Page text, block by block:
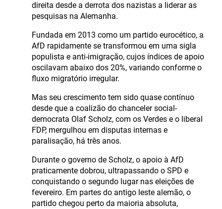
direita desde a derrota dos nazistas a liderar as
pesquisas na Alemanha.
Fundada em 2013 como um partido eurocético, a
AfD rapidamente se transformou em uma sigla
populista e anti-imigração, cujos índices de apoio
oscilavam abaixo dos 20%, variando conforme o
fluxo migratório irregular.
Mas seu crescimento tem sido quase contínuo
desde que a coalizão do chanceler social-
democrata Olaf Scholz, com os Verdes e o liberal
FDP, mergulhou em disputas internas e
paralisação, há três anos.
Durante o governo de Scholz, o apoio à AfD
praticamente dobrou, ultrapassando o SPD e
conquistando o segundo lugar nas eleições de
fevereiro. Em partes do antigo leste alemão, o
partido chegou perto da maioria absoluta,